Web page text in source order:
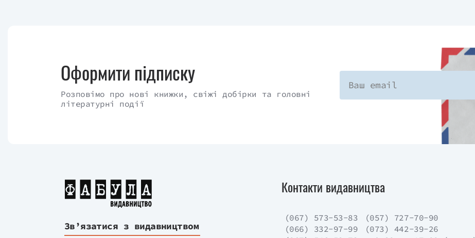
Оформити підписку
Розповімо про нові книжки, свіжі добірки та головні
літературні події
Зв’язатися з видавництвом
Контакти видавництва
(067) 573-53-83
(057) 727-70-90
(066) 332-97-99
(073) 442-39-26